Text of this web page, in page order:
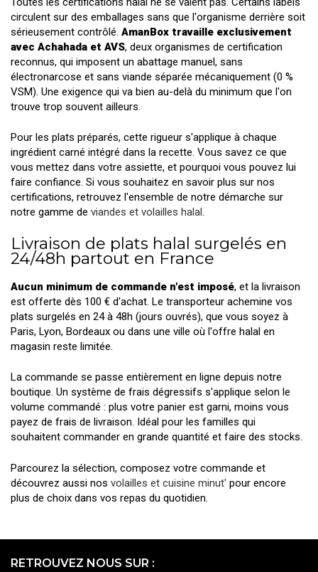
circulent sur des emballages sans que l'organisme derrière soit
sérieusement contrôlé. AmanBox travaille exclusivement
avec Achahada et AVS, deux organismes de certification
reconnus, qui imposent un abattage manuel, sans
électronarcose et sans viande séparée mécaniquement (0 %
VSM). Une exigence qui va bien au-delà du minimum que l'on
trouve trop souvent ailleurs.
Pour les plats préparés, cette rigueur s'applique à chaque
ingrédient carné intégré dans la recette. Vous savez ce que
vous mettez dans votre assiette, et pourquoi vous pouvez lui
faire confiance. Si vous souhaitez en savoir plus sur nos
certifications, retrouvez l'ensemble de notre démarche sur
notre gamme de viandes et volailles halal.
Livraison de plats halal surgelés en
24/48h partout en France
Aucun minimum de commande n'est imposé, et la livraison
est offerte dès 100 € d'achat. Le transporteur achemine vos
plats surgelés en 24 à 48h (jours ouvrés), que vous soyez à
Paris, Lyon, Bordeaux ou dans une ville où l'offre halal en
magasin reste limitée.
La commande se passe entièrement en ligne depuis notre
boutique. Un système de frais dégressifs s'applique selon le
volume commandé : plus votre panier est garni, moins vous
payez de frais de livraison. Idéal pour les familles qui
souhaitent commander en grande quantité et faire des stocks.
Parcourez la sélection, composez votre commande et
découvrez aussi nos volailles et cuisine minut' pour encore
plus de choix dans vos repas du quotidien.
RETROUVEZ NOUS SUR :